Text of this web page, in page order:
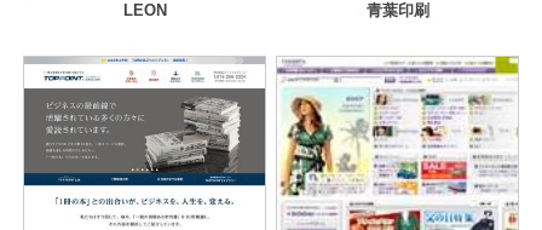
LEON 青葉印刷